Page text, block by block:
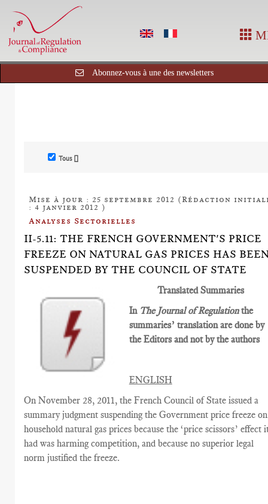
Abonnez-vous à une des newsletters
Tous []
Mise à jour : 25 septembre 2012 (Rédaction
: 4 janvier 2012 )
Analyses Sectorielles
II-5.11: THE FRENCH GOVERNMENT'S PRICE
FREEZE ON NATURAL GAS PRICES HAS
SUSPENDED BY THE COUNCIL OF STATE
Translated Summaries
In The Journal of Regulationthe
summaries’ translation are done by
the Editors and not by the authors
ENGLISH
On November 28, 2011, the French Council of State issued a
summary judgment suspending the Government price freeze on
household natural gas prices because the ‘price scissors’ effect
had was harming competition, and because no superior legal
norm justified the freeze.